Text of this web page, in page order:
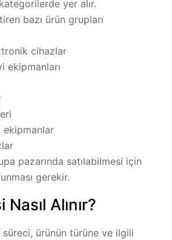
yer alır.
bazı ürün grupları
cihazlar
ekipmanları
ekipmanlar
pazarında satılabilmesi için
gerekir.
Alınır?
ürünün türüne ve ilgili